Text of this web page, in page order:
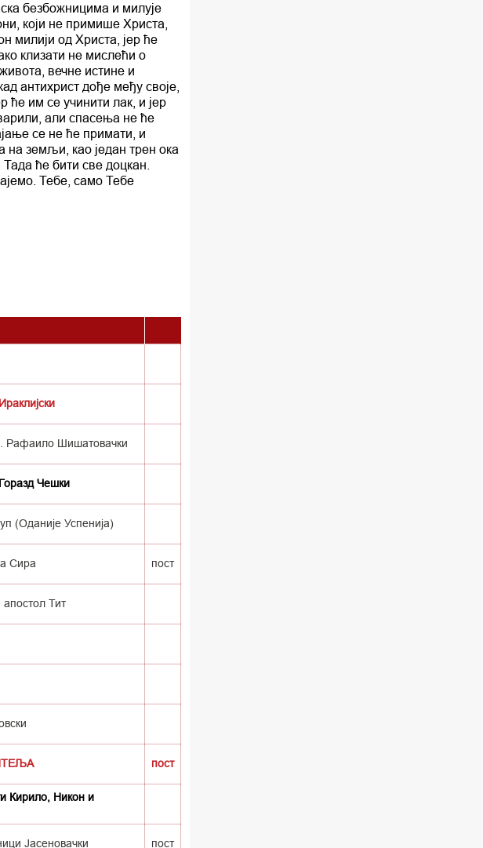
безбожницима и милује
који не примише Христа,
милији од Христа, јер ће
клизати не мислећи о
вечне истине и
антихрист дође међу своје,
ће им се учинити лак, и јер
али спасења не ће
се не ће примати, и
земљи, као један трен ока
ће бити све доцкан.
Тебе, само Тебе
Рафаило Шишатовачки
Чешки
(Оданије Успенија)
Сира пост
Тит
пост
Кирило, Никон и
Јасеновачки пост